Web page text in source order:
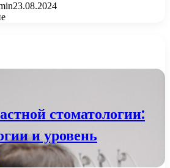
23.08.2024
стоматологии:
и уровень